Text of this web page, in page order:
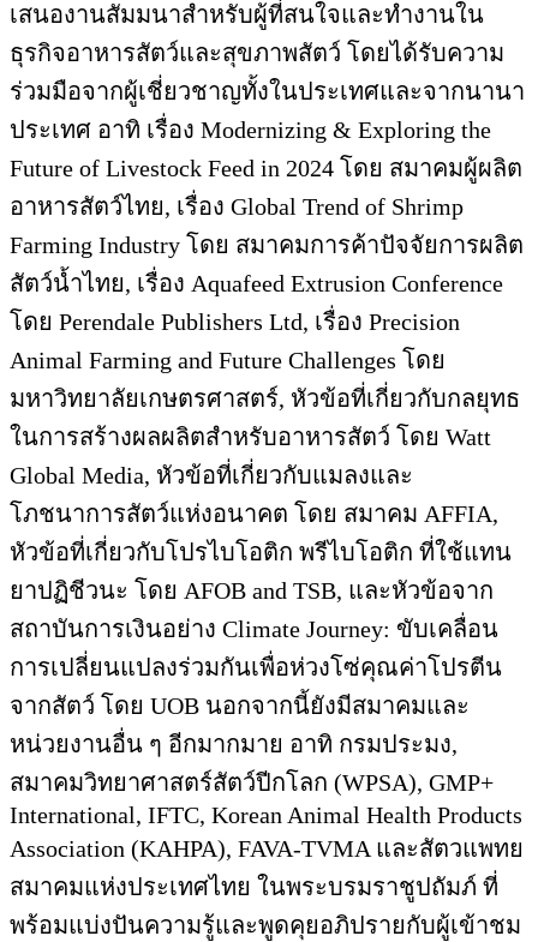
เสนองานสัมมนาสำหรับผู้ที่สนใจและทำงานใน
ธุรกิจอาหารสัตว์และสุขภาพสัตว์ โดยได้รับความ
ร่วมมือจากผู้เชี่ยวชาญทั้งในประเทศและจากนานา
ประเทศ อาทิ เรื่อง Modernizing & Exploring the
Future of Livestock Feed in 2024 โดย สมาคมผู้ผลิต
อาหารสัตว์ไทย, เรื่อง Global Trend of Shrimp
Farming Industry โดย สมาคมการค้าปัจจัยการผลิต
สัตว์น้ำไทย, เรื่อง Aquafeed Extrusion Conference
โดย Perendale Publishers Ltd, เรื่อง Precision
Animal Farming and Future Challenges โดย
มหาวิทยาลัยเกษตรศาสตร์, หัวข้อที่เกี่ยวกับกลยุทธ
ในการสร้างผลผลิตสำหรับอาหารสัตว์ โดย Watt
Global Media, หัวข้อที่เกี่ยวกับแมลงและ
โภชนาการสัตว์แห่งอนาคต โดย สมาคม AFFIA,
หัวข้อที่เกี่ยวกับโปรไบโอติก พรีไบโอติก ที่ใช้แทน
ยาปฏิชีวนะ โดย AFOB and TSB, และหัวข้อจาก
สถาบันการเงินอย่าง Climate Journey: ขับเคลื่อน
การเปลี่ยนแปลงร่วมกันเพื่อห่วงโซ่คุณค่าโปรตีน
จากสัตว์ โดย UOB นอกจากนี้ยังมีสมาคมและ
หน่วยงานอื่น ๆ อีกมากมาย อาทิ กรมประมง,
สมาคมวิทยาศาสตร์สัตว์ปีกโลก (WPSA), GMP+
International, IFTC, Korean Animal Health Products
Association (KAHPA), FAVA-TVMA และสัตวแพทย
สมาคมแห่งประเทศไทย ในพระบรมราชูปถัมภ์ ที่
พร้อมแบ่งปันความรู้และพูดคุยอภิปรายกับผู้เข้าชม